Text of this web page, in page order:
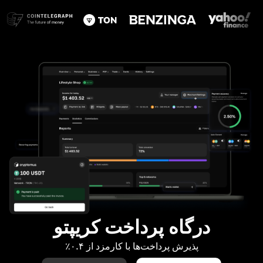
درگاه پرداخت کریپتو
پذیرش پرداخت‌ها با کارمزد از ۰.۴٪